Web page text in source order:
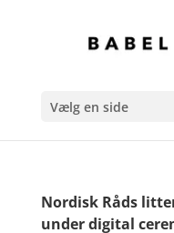
Vælg en side
Nordisk Råds
under digital